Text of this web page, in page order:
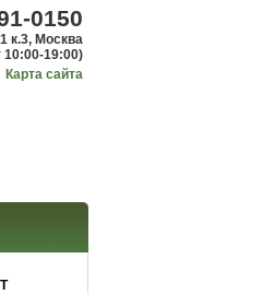
0150
к.3, Москва
10:00-19:00)
Карта сайта